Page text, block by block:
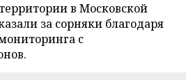
в Московской
за сорняки благодаря
с